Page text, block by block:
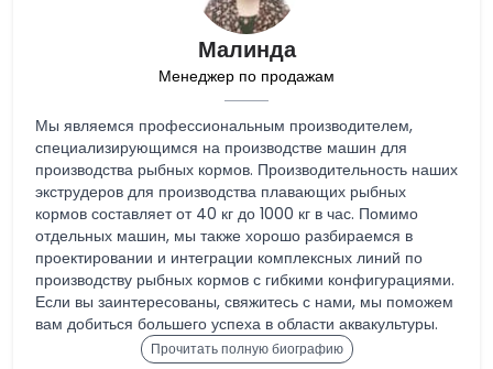
Малинда
Менеджер по продажам
Мы являемся профессиональным производителем,
специализирующимся на производстве машин для
производства рыбных кормов. Производительность наших
экструдеров для производства плавающих рыбных
кормов составляет от 40 кг до 1000 кг в час. Помимо
отдельных машин, мы также хорошо разбираемся в
проектировании и интеграции комплексных линий по
производству рыбных кормов с гибкими конфигурациями.
Если вы заинтересованы, свяжитесь с нами, мы поможем
вам добиться большего успеха в области аквакультуры.
Прочитать полную биографию